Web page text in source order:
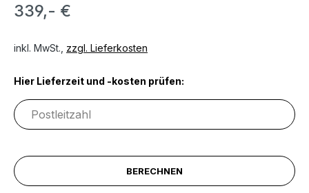
339,- €
inkl. MwSt., zzgl. Lieferkosten
Hier Lieferzeit und -kosten prüfen:
BERECHNEN